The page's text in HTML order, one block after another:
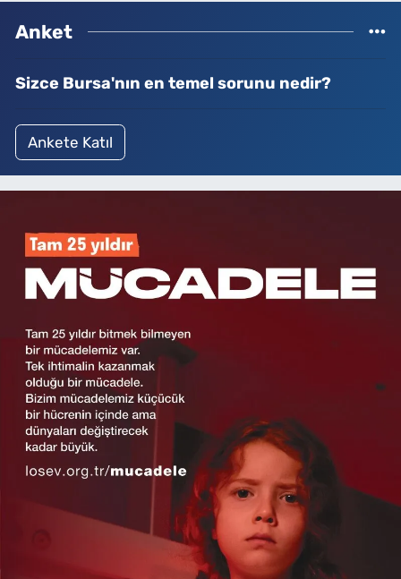
Anket
Sizce Bursa'nın en temel sorunu nedir?
Ankete Katıl